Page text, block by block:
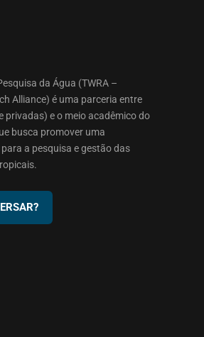
da Água (TWRA –
Alliance) é uma parceria entre
privadas) e o meio acadêmico do
busca promover uma
a pesquisa e gestão das